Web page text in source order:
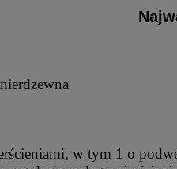
w tym 1 o